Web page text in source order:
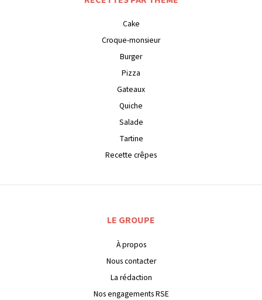
Cake
Croque-monsieur
Burger
Pizza
Gateaux
Quiche
Salade
Tartine
Recette crêpes
LE GROUPE
À propos
Nous contacter
La rédaction
Nos engagements RSE